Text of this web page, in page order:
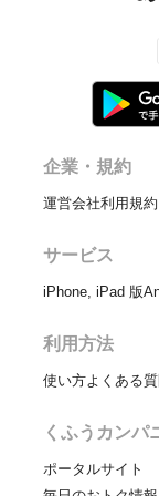
企業・規約
運営会社利用規約
サービス
iPhone, iPad 版
利用方法
使い方よくある
くふうカンパ
ポータルサイト